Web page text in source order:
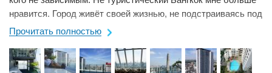
нравится. Город живёт своей жизнью, не подстраиваясь под
туристов. Купля-продажа ...
Прочитать полностью